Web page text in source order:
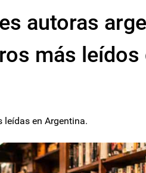
autoras
más leídos
leídas en Argentina.